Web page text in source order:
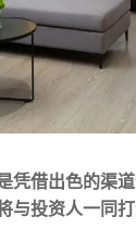
借出色的渠
投资人一同打